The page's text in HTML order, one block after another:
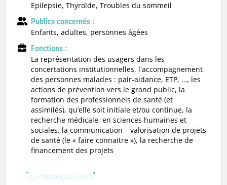
Epilepsie, Thyroïde, Troubles du sommeil
Publics concernés :
enfants, adultes, personnes âgées
Fonctions :
la représentation des usagers dans les
concertations institutionnelles, l'accompagnement
des personnes malades : pair-aidance, ETP, …, les
actions de prévention vers le grand public, la
formation des professionnels de santé (et
assimilés), qu’elle soit initiale et/ou continue, la
recherche médicale, en sciences humaines et
sociales, la communication – valorisation de projets
de santé (le « faire connaitre »), la recherche de
financement des projets
CONSULTER LE CV